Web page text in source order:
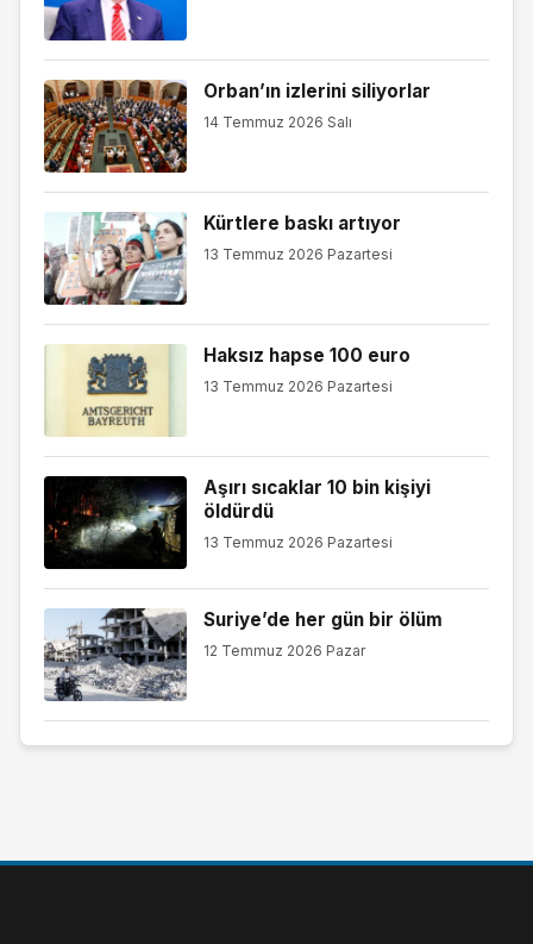
Orban’ın izlerini siliyorlar
14 Temmuz 2026 Salı
Kürtlere baskı artıyor
13 Temmuz 2026 Pazartesi
Haksız hapse 100 euro
13 Temmuz 2026 Pazartesi
Aşırı sıcaklar 10 bin kişiyi
öldürdü
13 Temmuz 2026 Pazartesi
Suriye’de her gün bir ölüm
12 Temmuz 2026 Pazar